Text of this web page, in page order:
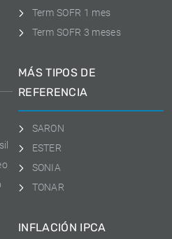
Term SOFR 1 mes
Term SOFR 3 meses
MÁS TIPOS DE
REFERENCIA
SARON
ESTER
SONIA
TONAR
INFLACIÓN IPCA